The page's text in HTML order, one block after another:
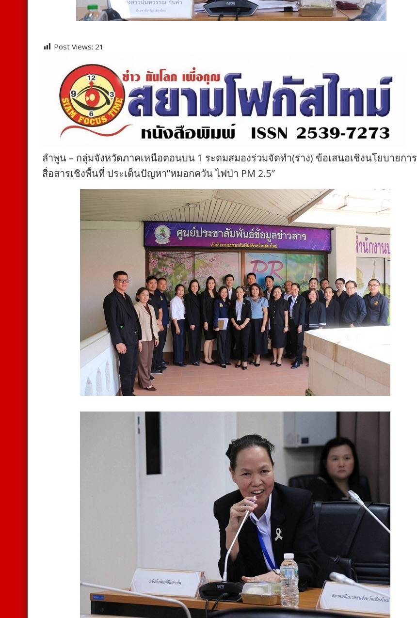
Post Views: 21
ลำพูน – กลุ่มจังหวัดภาคเหนือตอนบน 1 ระดมสมองร่วมจัดทำ(ร่าง) ข้อเสนอเชิงนโยบายการ
สื่อสารเชิงพื้นที่ ประเด็นปัญหา”หมอกควัน ไฟป่า PM 2.5″